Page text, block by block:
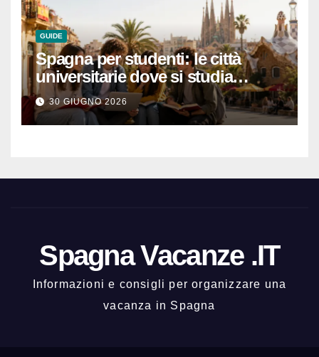
GUIDE
Spagna per studenti: le città
universitarie dove si studia
meglio e con una buona vita
notturna
30 GIUGNO 2026
Spagna Vacanze .IT
Informazioni e consigli per organizzare una
vacanza in Spagna